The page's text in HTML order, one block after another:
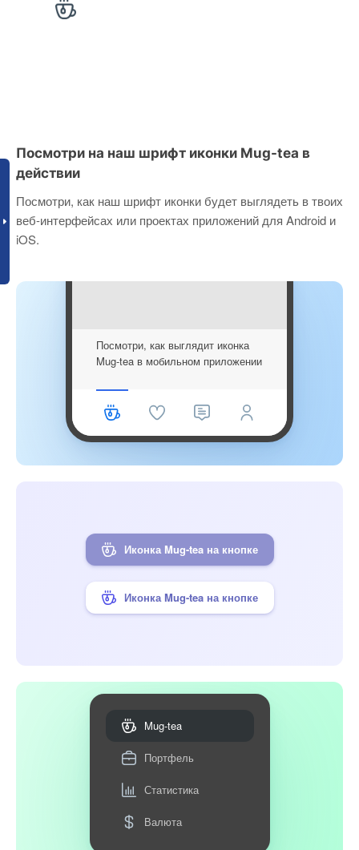
Посмотри на наш шрифт иконки Mug-tea в
действии
Посмотри, как наш шрифт иконки будет выглядеть в твоих
веб-интерфейсах или проектах приложений для Android и
iOS.
Посмотри, как выглядит иконка
Mug-tea в мобильном приложении
Иконка Mug-tea на кнопке
Иконка Mug-tea на кнопке
Mug-tea
Портфель
Статистика
Валюта